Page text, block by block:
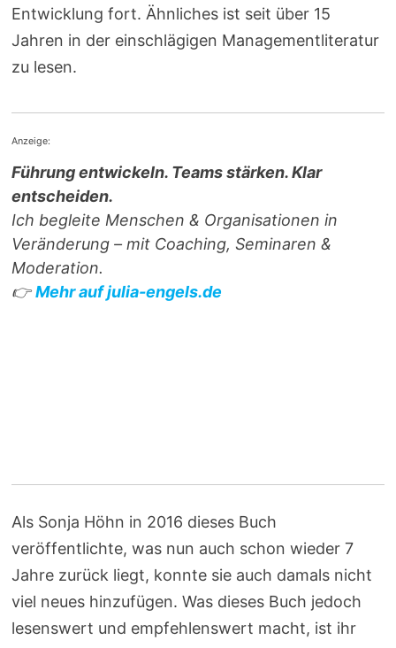
Entwicklung fort. Ähnliches ist seit über 15
Jahren in der einschlägigen Managementliteratur
zu lesen.
Anzeige:
Führung entwickeln. Teams stärken. Klar
entscheiden.
Ich begleite Menschen & Organisationen in
Veränderung – mit Coaching, Seminaren &
Moderation.
👉Mehr auf julia-engels.de
Als Sonja Höhn in 2016 dieses Buch
veröffentlichte, was nun auch schon wieder 7
Jahre zurück liegt, konnte sie auch damals nicht
viel neues hinzufügen. Was dieses Buch jedoch
lesenswert und empfehlenswert macht, ist ihr